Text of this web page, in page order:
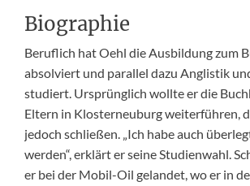
Biographie
Beruflich hat Oehl die Ausbildung zum
absolviert und parallel dazu Anglistik
studiert. Ursprünglich wollte er die
Eltern in Klosterneuburg weiterführen,
jedoch schließen. „Ich habe auch
werden“, erklärt er seine Studienwahl.
er bei der Mobil-Oil gelandet, wo er in